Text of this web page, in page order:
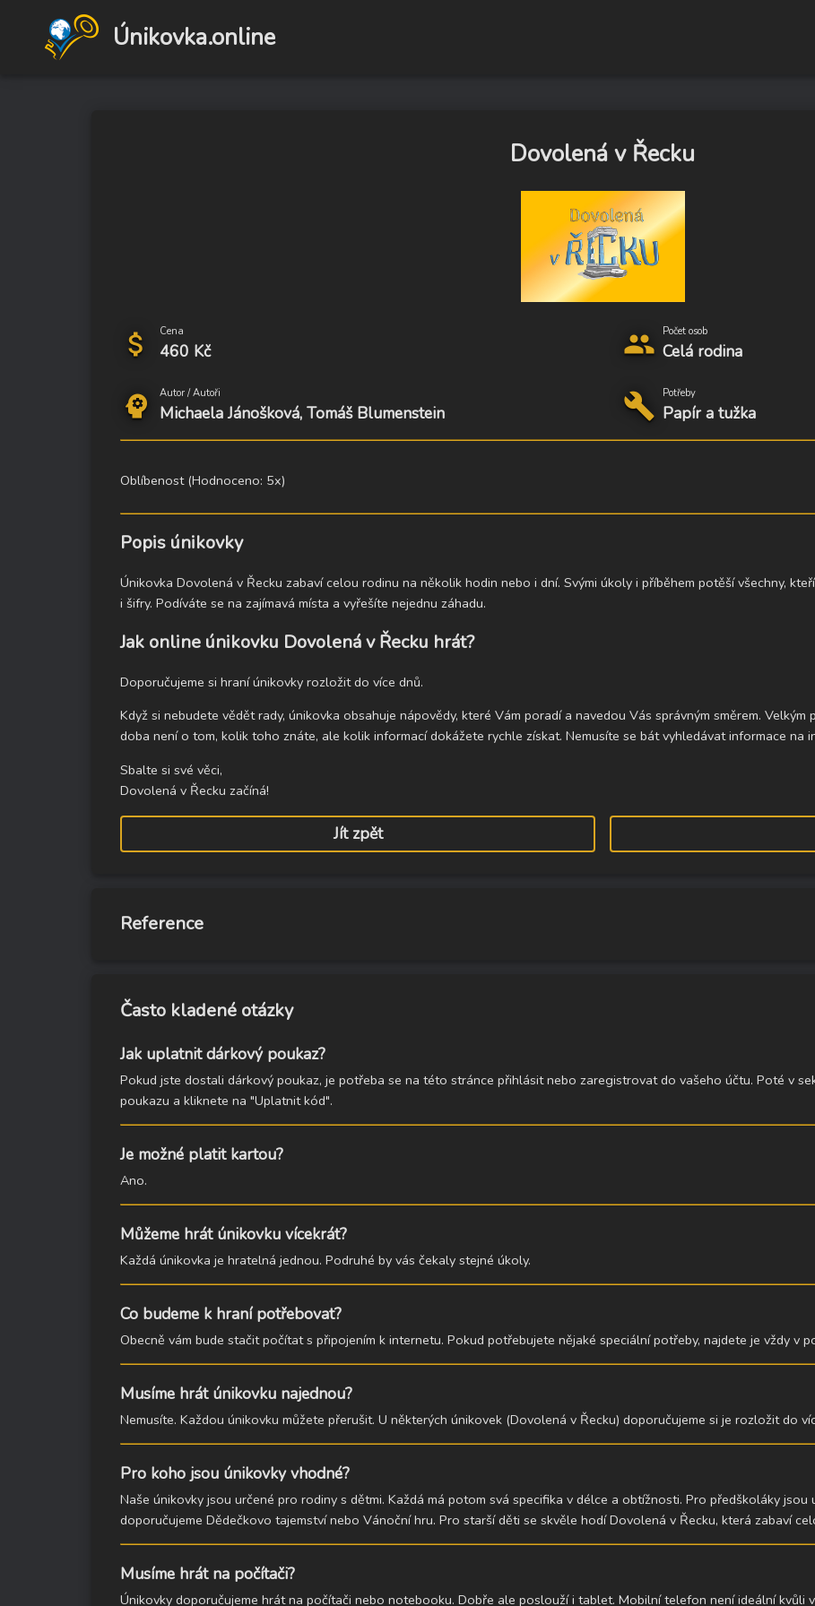
Únikovka.online
Dovolená v Řecku
attach_money Cena
460 Kč group Počet osob
Celá rodina
psychology Autor / Autoři
Michaela Jánošková, Tomáš Blumenstein build Potřeby
Papír a tužka
Oblíbenost (Hodnoceno: 5x)
Popis únikovky
Únikovka Dovolená v Řecku zabaví celou rodinu na několik hodin nebo i dní. Svými úkoly i příběhem potěší všechny,
i šifry. Podíváte se na zajímavá místa a vyřešíte nejednu záhadu.
Jak online únikovku Dovolená v Řecku hrát?
Doporučujeme si hraní únikovky rozložit do více dnů.
Když si nebudete vědět rady, únikovka obsahuje nápovědy, které Vám poradí a navedou Vás správným směrem.
doba není o tom, kolik toho znáte, ale kolik informací dokážete rychle získat. Nemusíte se bát vyhledávat informace na
Sbalte si své věci,
Dovolená v Řecku začíná!
Jít zpět
Reference
Často kladené otázky
Jak uplatnit dárkový poukaz?
Pokud jste dostali dárkový poukaz, je potřeba se na této stránce přihlásit nebo zaregistrovat do vašeho účtu. Poté v
poukazu a kliknete na "Uplatnit kód".
Je možné platit kartou?
Ano.
Můžeme hrát únikovku vícekrát?
Každá únikovka je hratelná jednou. Podruhé by vás čekaly stejné úkoly.
Co budeme k hraní potřebovat?
Obecně vám bude stačit počítat s připojením k internetu. Pokud potřebujete nějaké speciální potřeby, najdete je vždy v
Musíme hrát únikovku najednou?
Nemusíte. Každou únikovku můžete přerušit. U některých únikovek (Dovolená v Řecku) doporučujeme si je rozložit do
Pro koho jsou únikovky vhodné?
Naše únikovky jsou určené pro rodiny s dětmi. Každá má potom svá specifika v délce a obtížnosti. Pro předškoláky
doporučujeme Dědečkovo tajemství nebo Vánoční hru. Pro starší děti se skvěle hodí Dovolená v Řecku, která zabaví
Musíme hrát na počítači?
Únikovky doporučujeme hrát na počítači nebo notebooku. Dobře ale poslouží i tablet. Mobilní telefon není ideální kvůli